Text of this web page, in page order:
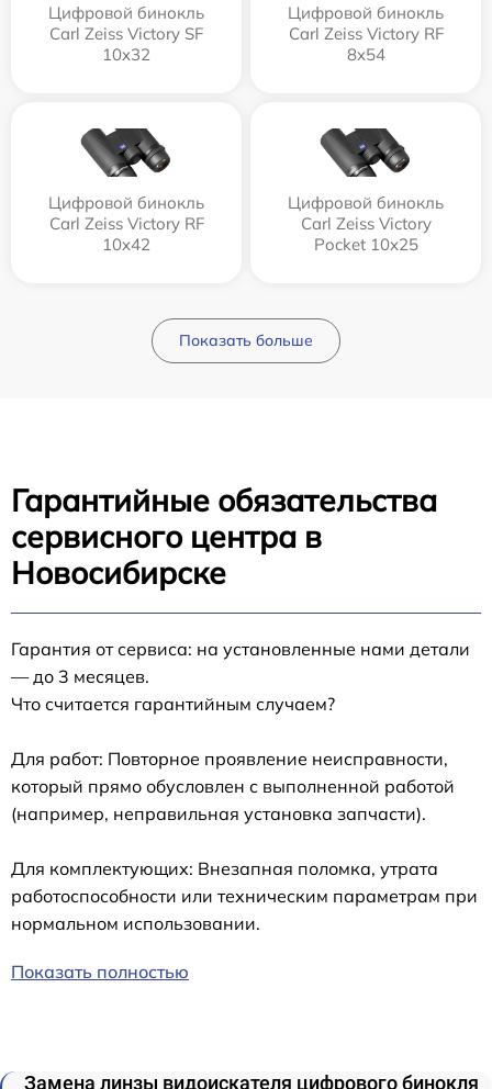
Цифровой бинокль
Carl Zeiss Victory SF
10x32
Цифровой бинокль
Carl Zeiss Victory RF
8x54
Цифровой бинокль
Carl Zeiss Victory RF
10x42
Цифровой бинокль
Carl Zeiss Victory
Pocket 10x25
Показать больше
Гарантийные обязательства
сервисного центра в
Новосибирске
Гарантия от сервиса: на установленные нами детали
— до 3 месяцев.
Что считается гарантийным случаем?
Для работ: Повторное проявление неисправности,
который прямо обусловлен с выполненной работой
(например, неправильная установка запчасти).
Для комплектующих: Внезапная поломка, утрата
работоспособности или техническим параметрам при
нормальном использовании.
Показать полностью
Замена линзы видоискателя цифрового бинокля